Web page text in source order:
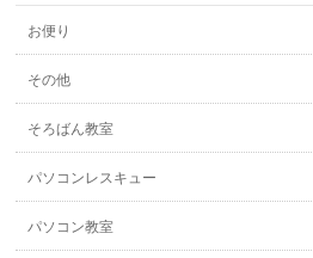
お便り
その他
そろばん教室
パソコンレスキュー
パソコン教室